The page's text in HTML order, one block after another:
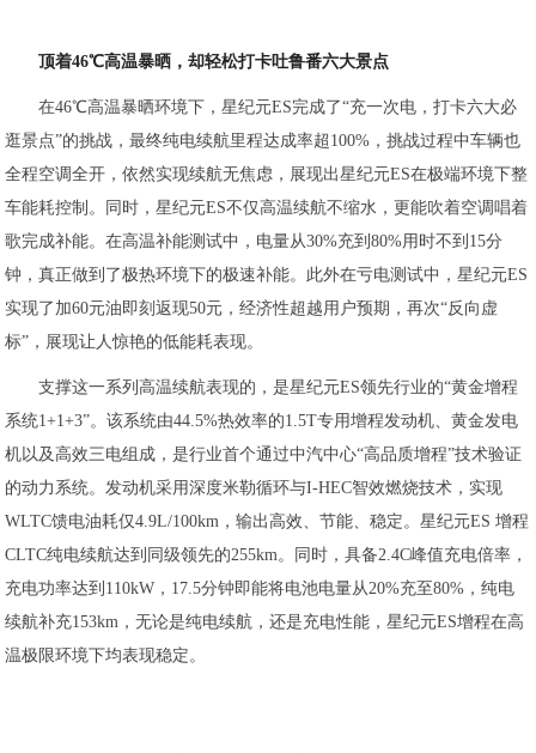
顶着46℃高温暴晒，却轻松打卡吐鲁番六大景点
在46℃高温暴晒环境下，星纪元ES完成了“充一次电，打卡六大必
逛景点”的挑战，最终纯电续航里程达成率超100%，挑战过程中车辆也
全程空调全开，依然实现续航无焦虑，展现出星纪元ES在极端环境下整
车能耗控制。同时，星纪元ES不仅高温续航不缩水，更能吹着空调唱着
歌完成补能。在高温补能测试中，电量从30%充到80%用时不到15分
钟，真正做到了极热环境下的极速补能。此外在亏电测试中，星纪元ES
实现了加60元油即刻返现50元，经济性超越用户预期，再次“反向虚
标”，展现让人惊艳的低能耗表现。
支撑这一系列高温续航表现的，是星纪元ES领先行业的“黄金增程
系统1+1+3”。该系统由44.5%热效率的1.5T专用增程发动机、黄金发电
机以及高效三电组成，是行业首个通过中汽中心“高品质增程”技术验证
的动力系统。发动机采用深度米勒循环与I-HEC智效燃烧技术，实现
WLTC馈电油耗仅4.9L/100km，输出高效、节能、稳定。星纪元ES 增程
CLTC纯电续航达到同级领先的255km。同时，具备2.4C峰值充电倍率，
充电功率达到110kW，17.5分钟即能将电池电量从20%充至80%，纯电
续航补充153km，无论是纯电续航，还是充电性能，星纪元ES增程在高
温极限环境下均表现稳定。